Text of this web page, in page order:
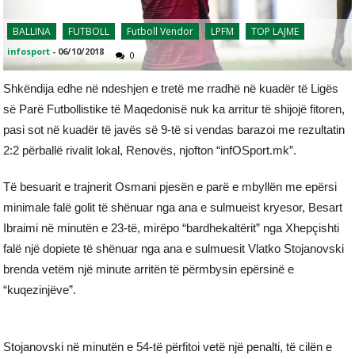
BALLINA FUTBOLL Futboll Vendor LPFM TOP LAJME
infosport - 06/10/2018 0
Shkëndija edhe në ndeshjen e tretë me rradhë në kuadër të Ligës
së Parë Futbollistike të Maqedonisë nuk ka arritur të shijojë fitoren,
pasi sot në kuadër të javës së 9-të si vendas barazoi me rezultatin
2:2 përballë rivalit lokal, Renovës, njofton “infOSport.mk”.
Të besuarit e trajnerit Osmani pjesën e parë e mbyllën me epërsi
minimale falë golit të shënuar nga ana e sulmueist kryesor, Besart
Ibraimi në minutën e 23-të, mirëpo “bardhekaltërit” nga Xhepçishti
falë një dopiete të shënuar nga ana e sulmuesit Vlatko Stojanovski
brenda vetëm një minute arritën të përmbysin epërsinë e
“kuqezinjëve”.
Stojanovski në minutën e 54-të përfitoi vetë një penalti, të cilën e